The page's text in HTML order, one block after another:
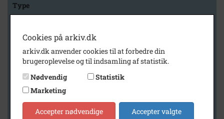
Type
Arkiv
Fredensborg
Cookies på arkiv.dk
arkiv.dk anvender cookies til at forbedre din
brugeroplevelse og til indsamling af statistik.
Nødvendig
Statistik
Marketing
Accepter nødvendige Accepter valgte